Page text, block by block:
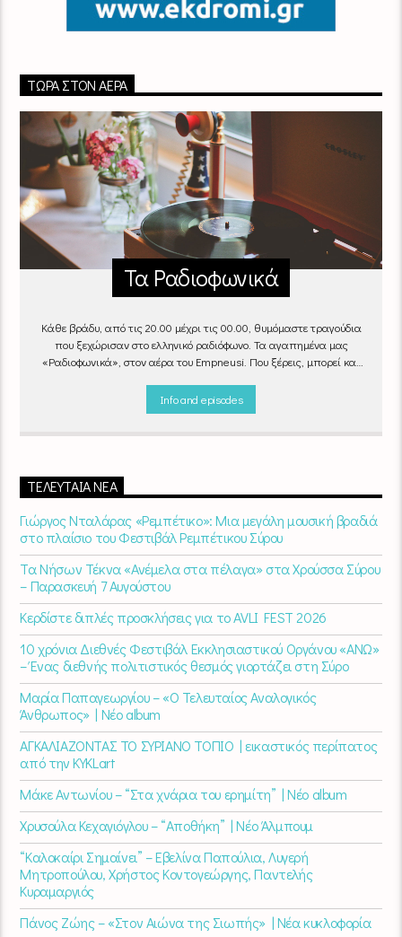
ΤΏΡΑ ΣΤΟΝ ΑΈΡΑ
Τα Ραδιοφωνικά
Κάθε βράδυ, από τις 20.00 μέχρι τις 00.00, θυμόμαστε τραγούδια
που ξεχώρισαν στο ελληνικό ραδιόφωνο. Τα αγαπημένα μας
«Ραδιοφωνικά», στον αέρα του Empneusi. Που ξέρεις, μπορεί και
:00 – 00:00στονEmpneusi 107 FM
Info and episodes
ΤΕΛΕΥΤΑΊΑ ΝΈΑ
Γιώργος Νταλάρας «Ρεμπέτικο»: Μια μεγάλη μουσική βραδιά
στο πλαίσιο του Φεστιβάλ Ρεμπέτικου Σύρου
Τα Νήσων Τέκνα «Ανέμελα στα πέλαγα» στα Χρούσσα Σύρου
– Παρασκευή 7 Αυγούστου
Κερδίστε διπλές προσκλήσεις για το AVLI FEST 2026
10 χρόνια Διεθνές Φεστιβάλ Εκκλησιαστικού Οργάνου «ΑΝΩ»
– Ένας διεθνής πολιτιστικός θεσμός γιορτάζει στη Σύρο​
Μαρία Παπαγεωργίου – «Ο Τελευταίος Αναλογικός
Άνθρωπος» | Νέο album
ΑΓΚΑΛΙΑΖΟΝΤΑΣ ΤΟ ΣΥΡΙΑΝΟ ΤΟΠΙΟ | εικαστικός περίπατος
από την KYKLart
Μάκε Αντωνίου – “Στα χνάρια του ερημίτη” | Νέο album
Χρυσούλα Κεχαγιόγλου – “Αποθήκη” | Νέο Άλμπουμ
“Καλοκαίρι Σημαίνει” – Εβελίνα Παπούλια, Λυγερή
Μητροπούλου, Χρήστος Κοντογεώργης, Παντελής
Κυραμαργιός
Πάνος Ζώης – «Στον Αιώνα της Σιωπής» | Νέα κυκλοφορία